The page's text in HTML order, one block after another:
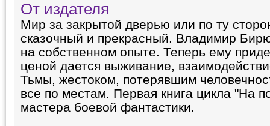
От издателя
Мир за закрытой дверью или по ту
сказочный и прекрасный. Владимир
на собственном опыте. Теперь ему
ценой дается выживание,
Тьмы, жестоком, потерявшим
все по местам. Первая книга цикла "На
мастера боевой фантастики.